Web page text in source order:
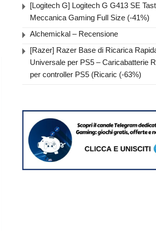
[Logitech G] Logitech G G413 SE
Meccanica Gaming Full Size (-41%)
Alchemickal – Recensione
[Razer] Razer Base di Ricarica
Universale per PS5 – Caricabatterie
per controller PS5 (Ricaric (-63%)